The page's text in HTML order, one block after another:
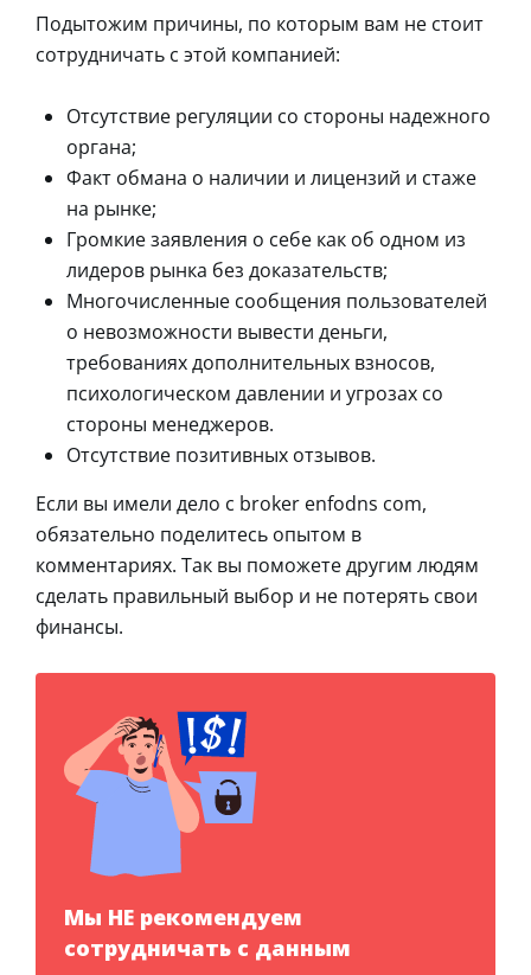
Подытожим причины, по которым вам не стоит
сотрудничать с этой компанией:
Отсутствие регуляции со стороны надежного
органа;
Факт обмана о наличии и лицензий и стаже
на рынке;
Громкие заявления о себе как об одном из
лидеров рынка без доказательств;
Многочисленные сообщения пользователей
о невозможности вывести деньги,
требованиях дополнительных взносов,
психологическом давлении и угрозах со
стороны менеджеров.
Отсутствие позитивных отзывов.
Если вы имели дело с broker enfodns com,
обязательно поделитесь опытом в
комментариях. Так вы поможете другим людям
сделать правильный выбор и не потерять свои
финансы.
Мы НЕ рекомендуем
сотрудничать с данным